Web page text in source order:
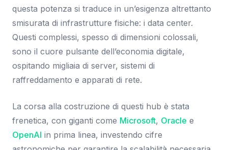
questa potenza si traduce in un’esigenza altrettanto
smisurata di infrastrutture fisiche: i data center.
Questi complessi, spesso di dimensioni colossali,
sono il cuore pulsante dell’economia digitale,
ospitando migliaia di server, sistemi di
raffreddamento e apparati di rete.
La corsa alla costruzione di questi hub è stata
frenetica, con giganti come Microsoft, Oracle e
OpenAI in prima linea, investendo cifre